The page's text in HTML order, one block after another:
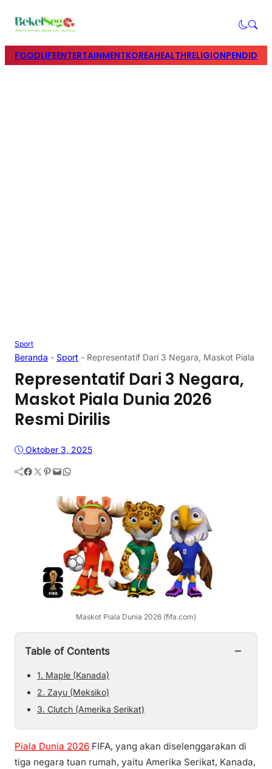
FOODLIFEENTERTAINMENTKOREAHEALTHRELIGION
Sport
Beranda - Sport - Representatif Dari 3 Negara, Maskot Piala
Representatif Dari 3 Negara,
Maskot Piala Dunia 2026
Resmi Dirilis
Oktober 3, 2025
Facebook Twitter Pinterest Mail WhatsApp
Maskot Piala Dunia 2026 (fifa.com)
Table of Contents −
1. Maple (Kanada)
2. Zayu (Meksiko)
3. Clutch (Amerika Serikat)
Piala Dunia 2026 FIFA, yang akan diselenggarakan di
tiga negara tuan rumah, yaitu Amerika Serikat, Kanada,